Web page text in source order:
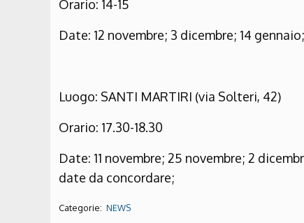
Orario: 14-15
Date: 12 novembre; 3 dicembre; 14
Luogo: SANTI MARTIRI (via Solteri, 42)
Orario: 17.30-18.30
Date: 11 novembre; 25 novembre; 2
date da concordare;
Categorie: NEWS